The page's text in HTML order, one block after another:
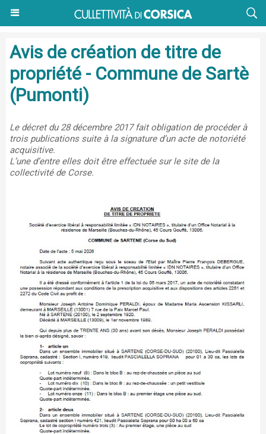
Avis de création de titre de
propriété - Commune de Sartè
(Pumonti)
Le décret du 28 décembre 2017 fait obligation de procéder à
trois publications suite à la signature d’un acte de notoriété
acquisitive.
L’une d’entre elles doit être effectuée sur le site de la
collectivité de Corse.